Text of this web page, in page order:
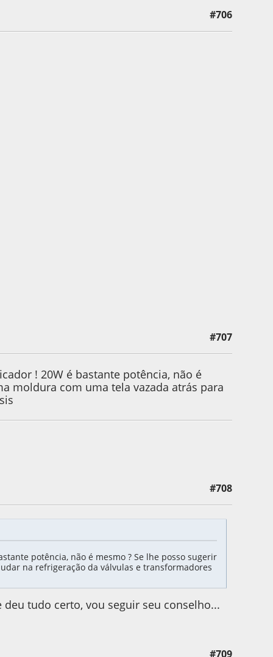
#706
#707
! 20W é bastante potência, não é
moldura com uma tela vazada atrás para
#708
potência, não é mesmo ? Se lhe posso sugerir
na refrigeração da válvulas e transformadores
tudo certo, vou seguir seu conselho...
#709